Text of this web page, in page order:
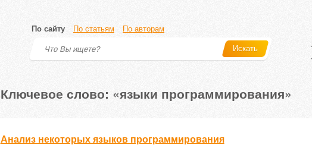
По сайту По статьям По авторам
Искать
Ключевое слово: «языки программирования»
Анализ некоторых языков программирования